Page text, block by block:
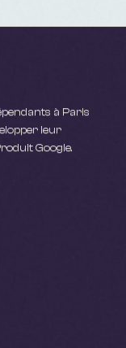
à Paris
leur
Google.